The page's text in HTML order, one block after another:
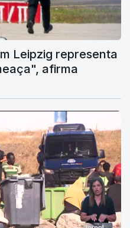
Leipzig representa
afirma